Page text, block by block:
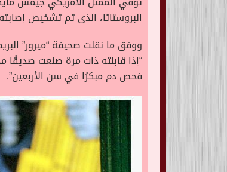
البروستاتا، الذى تم تشخيص إصابته به في عام 2018
ووفق ما نقلت صحيفة “ميرور”
“إذا قابلته ذات مرة صنعت صديقًا
فحص دم مبكرًا في سن الأربعين”.